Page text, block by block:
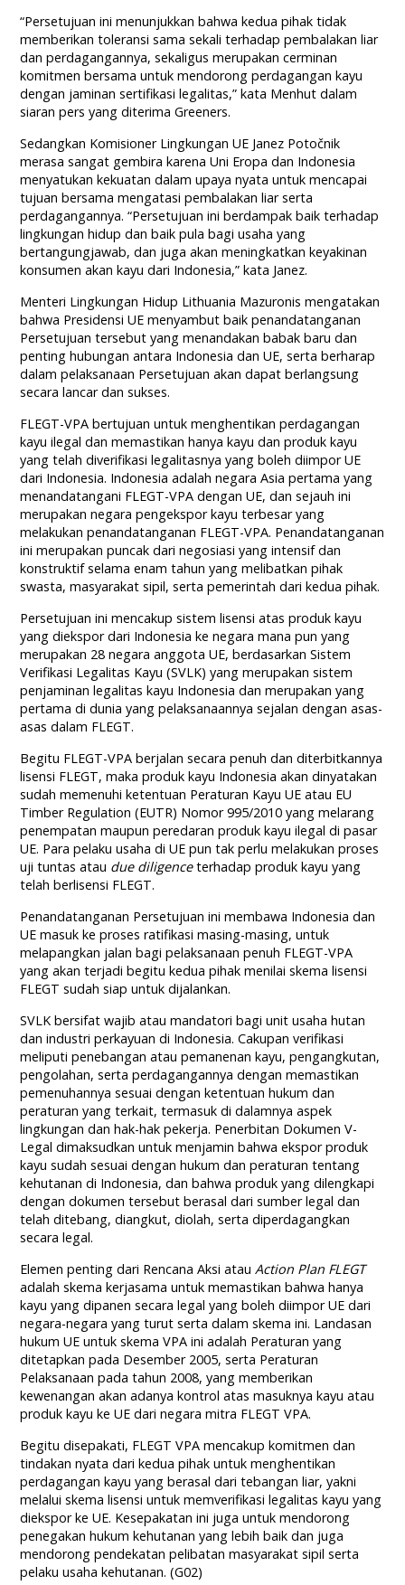
“Persetujuan ini menunjukkan bahwa kedua pihak tidak
memberikan toleransi sama sekali terhadap pembalakan liar
dan perdagangannya, sekaligus merupakan cerminan
komitmen bersama untuk mendorong perdagangan kayu
dengan jaminan sertifikasi legalitas,” kata Menhut dalam
siaran pers yang diterima Greeners.
Sedangkan Komisioner Lingkungan UE Janez Potočnik
merasa sangat gembira karena Uni Eropa dan Indonesia
menyatukan kekuatan dalam upaya nyata untuk mencapai
tujuan bersama mengatasi pembalakan liar serta
perdagangannya. “Persetujuan ini berdampak baik terhadap
lingkungan hidup dan baik pula bagi usaha yang
bertangungjawab, dan juga akan meningkatkan keyakinan
konsumen akan kayu dari Indonesia,” kata Janez.
Menteri Lingkungan Hidup Lithuania Mazuronis mengatakan
bahwa Presidensi UE menyambut baik penandatanganan
Persetujuan tersebut yang menandakan babak baru dan
penting hubungan antara Indonesia dan UE, serta berharap
dalam pelaksanaan Persetujuan akan dapat berlangsung
secara lancar dan sukses.
FLEGT-VPA bertujuan untuk menghentikan perdagangan
kayu ilegal dan memastikan hanya kayu dan produk kayu
yang telah diverifikasi legalitasnya yang boleh diimpor UE
dari Indonesia. Indonesia adalah negara Asia pertama yang
menandatangani FLEGT-VPA dengan UE, dan sejauh ini
merupakan negara pengekspor kayu terbesar yang
melakukan penandatanganan FLEGT-VPA. Penandatanganan
ini merupakan puncak dari negosiasi yang intensif dan
konstruktif selama enam tahun yang melibatkan pihak
swasta, masyarakat sipil, serta pemerintah dari kedua pihak.
Persetujuan ini mencakup sistem lisensi atas produk kayu
yang diekspor dari Indonesia ke negara mana pun yang
merupakan 28 negara anggota UE, berdasarkan Sistem
Verifikasi Legalitas Kayu (SVLK) yang merupakan sistem
penjaminan legalitas kayu Indonesia dan merupakan yang
pertama di dunia yang pelaksanaannya sejalan dengan asas-
asas dalam FLEGT.
Begitu FLEGT-VPA berjalan secara penuh dan diterbitkannya
lisensi FLEGT, maka produk kayu Indonesia akan dinyatakan
sudah memenuhi ketentuan Peraturan Kayu UE atau EU
Timber Regulation (EUTR) Nomor 995/2010 yang melarang
penempatan maupun peredaran produk kayu ilegal di pasar
UE. Para pelaku usaha di UE pun tak perlu melakukan proses
uji tuntas atau due diligenceterhadap produk kayu yang
telah berlisensi FLEGT.
Penandatanganan Persetujuan ini membawa Indonesia dan
UE masuk ke proses ratifikasi masing-masing, untuk
melapangkan jalan bagi pelaksanaan penuh FLEGT-VPA
yang akan terjadi begitu kedua pihak menilai skema lisensi
FLEGT sudah siap untuk dijalankan.
SVLK bersifat wajib atau mandatori bagi unit usaha hutan
dan industri perkayuan di Indonesia. Cakupan verifikasi
meliputi penebangan atau pemanenan kayu, pengangkutan,
pengolahan, serta perdagangannya dengan memastikan
pemenuhannya sesuai dengan ketentuan hukum dan
peraturan yang terkait, termasuk di dalamnya aspek
lingkungan dan hak-hak pekerja. Penerbitan Dokumen V-
Legal dimaksudkan untuk menjamin bahwa ekspor produk
kayu sudah sesuai dengan hukum dan peraturan tentang
kehutanan di Indonesia, dan bahwa produk yang dilengkapi
dengan dokumen tersebut berasal dari sumber legal dan
telah ditebang, diangkut, diolah, serta diperdagangkan
secara legal.
Elemen penting dari Rencana Aksi atauAction Plan FLEGT
adalah skema kerjasama untuk memastikan bahwa hanya
kayu yang dipanen secara legal yang boleh diimpor UE dari
negara-negara yang turut serta dalam skema ini. Landasan
hukum UE untuk skema VPA ini adalah Peraturan yang
ditetapkan pada Desember 2005, serta Peraturan
Pelaksanaan pada tahun 2008, yang memberikan
kewenangan akan adanya kontrol atas masuknya kayu atau
produk kayu ke UE dari negara mitra FLEGT VPA.
Begitu disepakati, FLEGT VPA mencakup komitmen dan
tindakan nyata dari kedua pihak untuk menghentikan
perdagangan kayu yang berasal dari tebangan liar, yakni
melalui skema lisensi untuk memverifikasi legalitas kayu yang
diekspor ke UE. Kesepakatan ini juga untuk mendorong
penegakan hukum kehutanan yang lebih baik dan juga
mendorong pendekatan pelibatan masyarakat sipil serta
pelaku usaha kehutanan. (G02)